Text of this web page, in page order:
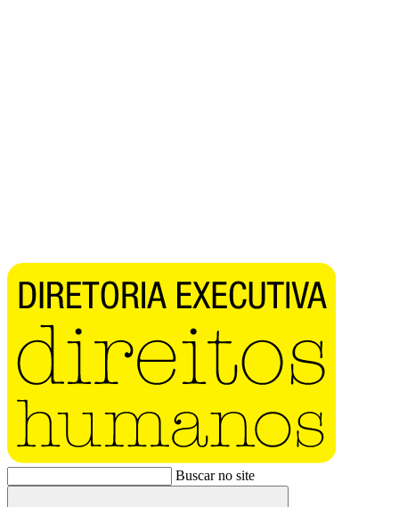
Buscar no site